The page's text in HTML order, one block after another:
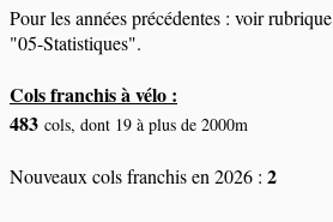
Pour les années précédentes : voir rubrique
"05-Statistiques".
Cols franchis à vélo :
483 cols, dont 19 à plus de 2000m
Nouveaux cols franchis en 2026 : 2